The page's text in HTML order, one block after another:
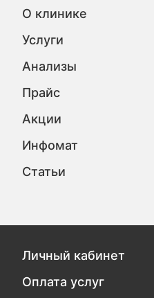
О клинике
Услуги
Анализы
Прайс
Акции
Инфомат
Статьи
Личный кабинет
Оплата услуг